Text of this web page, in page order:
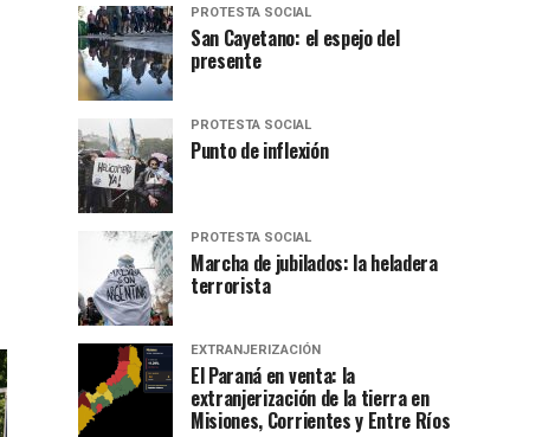
PROTESTA SOCIAL
San Cayetano: el espejo del
presente
PROTESTA SOCIAL
Punto de inflexión
PROTESTA SOCIAL
Marcha de jubilados: la heladera
terrorista
EXTRANJERIZACIÓN
El Paraná en venta: la
extranjerización de la tierra en
Misiones, Corrientes y Entre Ríos